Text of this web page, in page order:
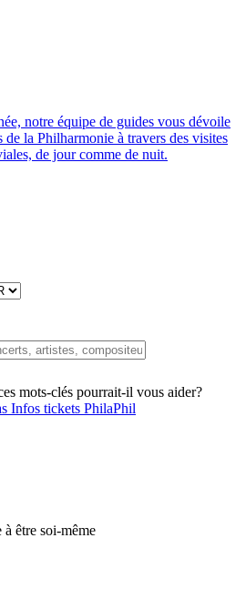
notre équipe de guides vous dévoile
de la Philharmonie à travers des visites
de jour comme de nuit.
mots-clés pourrait-il vous aider?
Infos tickets PhilaPhil
être soi-même